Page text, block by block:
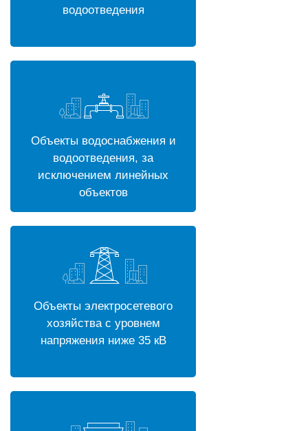
водоотведения
Объекты водоснабжения и
водоотведения, за
исключением линейных
объектов
Объекты электросетевого
хозяйства с уровнем
напряжения ниже 35 кВ